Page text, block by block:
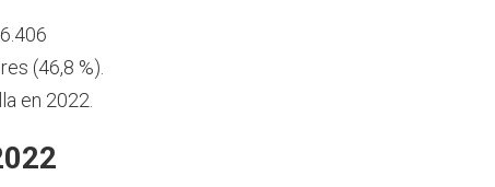
(46,8 %).
en 2022.